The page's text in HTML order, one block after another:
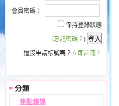
會員密碼：
保持登錄狀態
[忘記密碼？ ]
還沒申請帳號嗎？ 立即註冊！
焦點報導